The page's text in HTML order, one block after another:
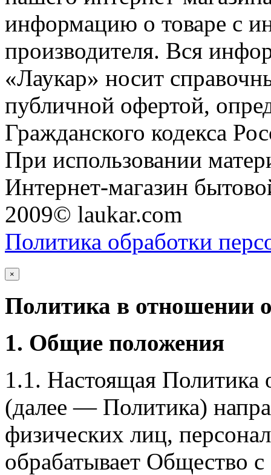
информацию о товаре с
производителя. Вся
«Лаукар» носит
публичной офертой,
Гражданского кодекса
При использовании
Интернет-магазин
2009© laukar.com
Политика обработки
×
Политика в отношении
1. Общие положения
1.1. Настоящая Политика
(далее — Политика)
физических лиц,
обрабатывает Общество